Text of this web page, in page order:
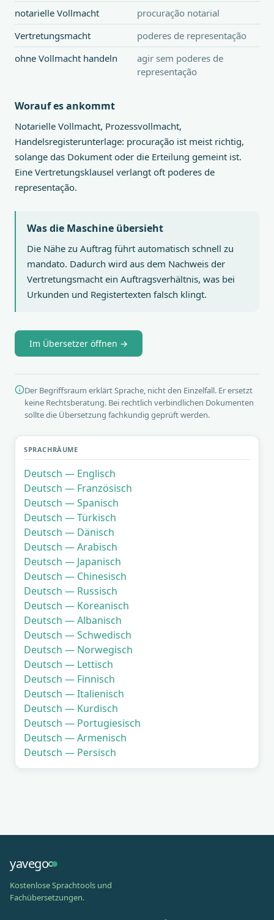
notarielle Vollmacht
procuração notarial
Vertretungsmacht
poderes de representação
ohne Vollmacht handeln
agir sem poderes de
representação
Worauf es ankommt
Notarielle Vollmacht, Prozessvollmacht,
Handelsregisterunterlage: procuração ist meist richtig,
solange das Dokument oder die Erteilung gemeint ist.
Eine Vertretungsklausel verlangt oft poderes de
representação.
Was die Maschine übersieht
Die Nähe zu Auftrag führt automatisch schnell zu
mandato. Dadurch wird aus dem Nachweis der
Vertretungsmacht ein Auftragsverhältnis, was bei
Urkunden und Registertexten falsch klingt.
Im Übersetzer öffnen →
Der Begriffsraum erklärt Sprache, nicht den Einzelfall. Er ersetzt
keine Rechtsberatung. Bei rechtlich verbindlichen Dokumenten
sollte die Übersetzung fachkundig geprüft werden.
SPRACHRÄUME
Deutsch — Englisch
Deutsch — Französisch
Deutsch — Spanisch
Deutsch — Türkisch
Deutsch — Dänisch
Deutsch — Arabisch
Deutsch — Japanisch
Deutsch — Chinesisch
Deutsch — Russisch
Deutsch — Koreanisch
Deutsch — Albanisch
Deutsch — Schwedisch
Deutsch — Norwegisch
Deutsch — Lettisch
Deutsch — Finnisch
Deutsch — Italienisch
Deutsch — Kurdisch
Deutsch — Portugiesisch
Deutsch — Armenisch
Deutsch — Persisch
yavego
Kostenlose Sprachtools und
Fachübersetzungen.